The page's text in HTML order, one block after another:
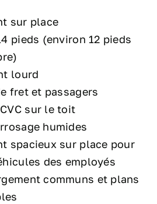
sur place
pieds (environ 12 pieds
lourd
fret et passagers
sur le toit
humides
spacieux sur place pour
des employés
communs et plans